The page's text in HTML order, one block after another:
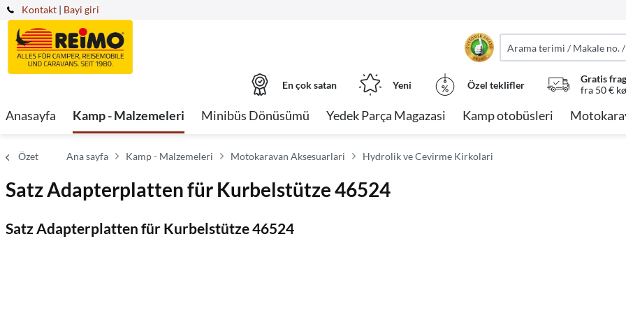
Kontakt | Bayi giri
En çok satan Yeni Özel teklifler
Gratis
fra 50 €
Anasayfa Kamp - Malzemeleri Minibüs Dönüsümü Yedek Parça Magazasi Kamp otobüsleri
Özet Ana sayfa Kamp - Malzemeleri Motokaravan Aksesuarlari Hydrolik ve Cevirme Kirkolari
Satz Adapterplatten für Kurbelstütze 46524
Satz Adapterplatten für Kurbelstütze 46524